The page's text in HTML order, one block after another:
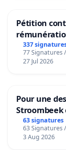
Pétition
granum
337
77 Signatures
27 Jul 2026
Pour une
Stroombeek
bediening
Voor
63 signatures
63 Signatures
3 Aug 2026